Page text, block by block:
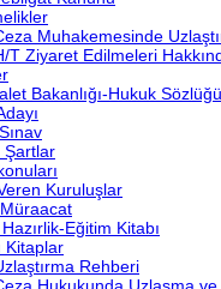
Muhakemesinde
T Ziyaret Edilmeleri
Bakanlığı-Hukuk Sözlüğü
Şartlar
Kuruluşlar
Eğitim Kitabı
Kitaplar
Rehberi